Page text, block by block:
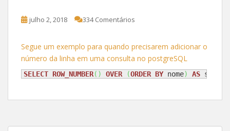
julho 2, 2018 334 Comentários
Segue um exemplo para quando precisarem adicionar o
número da linha em uma consulta no postgreSQL
SELECT ROW_NUMBER( ) OVER (ORDER BY nome) AS